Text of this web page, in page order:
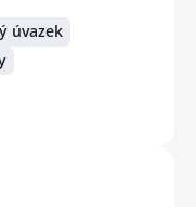
úvazek